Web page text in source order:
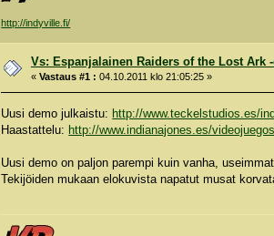
http://indyville.fi/
Vs: Espanjalainen Raiders of the Lost Ark
« Vastaus #1 : 04.10.2011 klo 21:05:25 »
Uusi demo julkaistu: http://www.teckelstudios.es/
Haastattelu: http://www.indianajones.es/
Uusi demo on paljon parempi kuin vanha,
Tekijöiden mukaan elokuvista napatut musat